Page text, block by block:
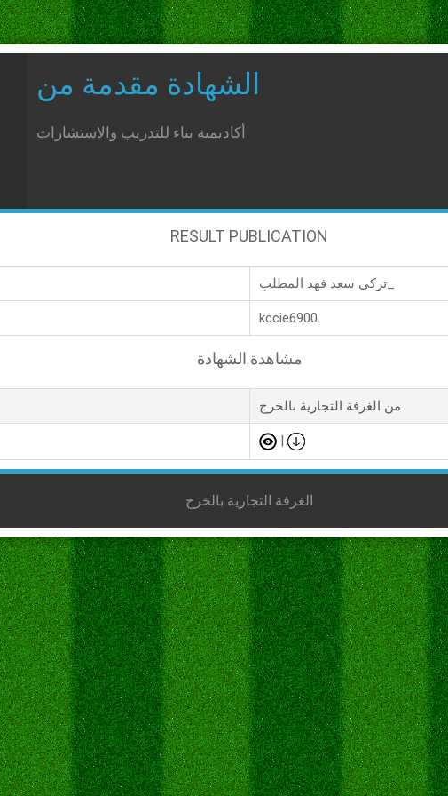
الشهادة مقدمة من
أكاديمية بناء للتدريب والاستشارات
RESULT PUBLICATION
kccie6900
مشاهدة الشهادة
من الغرفة التجارية بالخرج
|
الغرفة التجارية بالخرج